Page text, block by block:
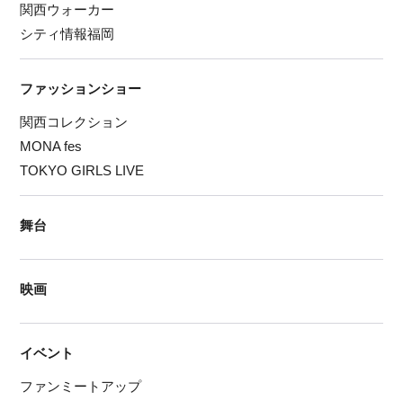
関西ウォーカー
シティ情報福岡
ファッションショー
関西コレクション
MONA fes
TOKYO GIRLS LIVE
舞台
映画
イベント
ファンミートアップ